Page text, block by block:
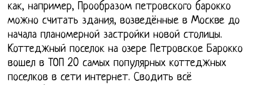
как, например, Прообразом петровского барокко
можно считать здания, возведённые в Москве до
начала планомерной застройки новой столицы.
Коттеджный поселок на озере Петровское Барокко
вошел в ТОП 20 самых популярных коттеджных
поселков в сети интернет. Сводить всё